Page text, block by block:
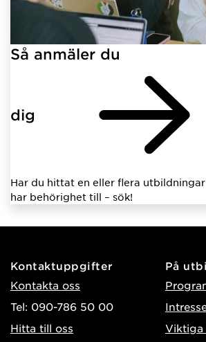
Så anmäler du
dig
Har du hittat en eller flera
har behörighet till – sök!
Kontaktuppgifter
Kontakta oss
Tel: 090-786 50 00
Hitta till oss
På
Viktiga